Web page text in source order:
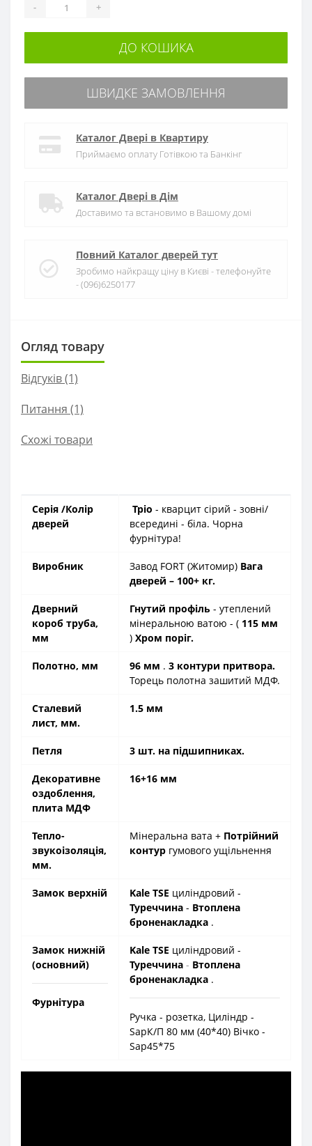
- +
ДО КОШИКА
ШВИДКЕ ЗАМОВЛЕННЯ
Каталог Двері в Квартиру
Приймаємо оплату Готівкою та Банкінг
Каталог Двері в Дім
Доставимо та встановимо в Вашому домі
Повний Каталог дверей тут
Зробимо найкращу ціну в Києві - телефонуйте
- (096)6250177
Огляд товару
Відгуків (1)
Питання (1)
Схожі товари
Серія /Колір
дверей
Тріо - кварцит сірий - зовні/
всередині - біла. Чорна
фурнітура!
Виробник Завод FORT (Житомир) Вага
дверей – 100+ кг.
Дверний
короб труба,
мм
Гнутий профіль - утеплений
мінеральною ватою - ( 115 мм
) Хром поріг.
Полотно, мм 96 мм . 3 контури притвора.
Торець полотна зашитий МДФ.
Сталевий
лист, мм.
1.5 мм
Петля 3 шт. на підшипниках.
Декоративне
оздоблення,
плита МДФ
16+16 мм
Тепло-
звукоізоляція,
мм.
Мінеральна вата + Потрійний
контур гумового ущільнення
Замок верхній Kale TSE циліндровий -
Туреччина - Втоплена
броненакладка .
Замок нижній
(основний)
Фурнітура
Kale TSE циліндровий -
Туреччина - Втоплена
броненакладка .
Ручка - розетка, Циліндр -
SapК/П 80 мм (40*40) Вічко -
Sap45*75